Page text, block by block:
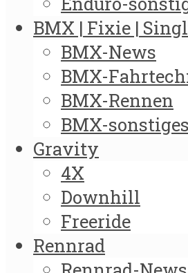
BMX | Fixie |
BMX-News
BMX-
BMX-Rennen
BMX-sonstiges
Gravity
4X
Downhill
Freeride
Rennrad